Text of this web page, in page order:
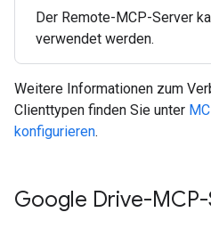
Der Remote-MCP-Server
verwendet werden.
Weitere Informationen zum
Clienttypen finden Sie unter
konfigurieren.
Google Drive-